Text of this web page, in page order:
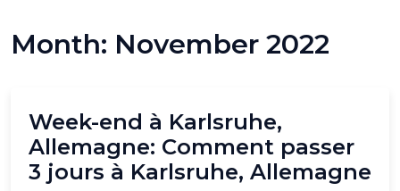
Month: November 2022
Week-end à Karlsruhe,
Allemagne: Comment passer
3 jours à Karlsruhe, Allemagne